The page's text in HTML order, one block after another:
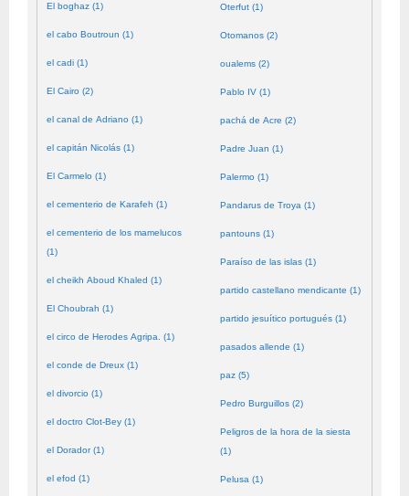
El boghaz (1)
el cabo Boutroun (1)
el cadi (1)
El Cairo (2)
el canal de Adriano (1)
el capitán Nicolás (1)
El Carmelo (1)
el cementerio de Karafeh (1)
el cementerio de los mamelucos
(1)
el cheikh Aboud Khaled (1)
El Choubrah (1)
el circo de Herodes Agripa. (1)
el conde de Dreux (1)
el divorcio (1)
el doctro Clot-Bey (1)
el Dorador (1)
el efod (1)
Oterfut (1)
Otomanos (2)
oualems (2)
Pablo IV (1)
pachá de Acre (2)
Padre Juan (1)
Palermo (1)
Pandarus de Troya (1)
pantouns (1)
Paraíso de las islas (1)
partido castellano mendicante (1)
partido jesuítico portugués (1)
pasados allende (1)
paz (5)
Pedro Burguillos (2)
Peligros de la hora de la siesta
(1)
Pelusa (1)